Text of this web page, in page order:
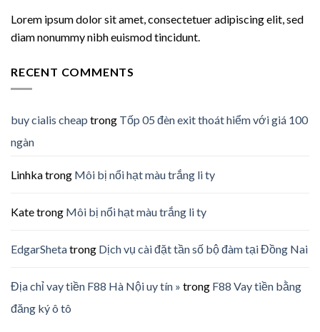
Lorem ipsum dolor sit amet, consectetuer adipiscing elit, sed
diam nonummy nibh euismod tincidunt.
RECENT COMMENTS
buy cialis cheap trong Tốp 05 đèn exit thoát hiểm với giá 100
ngàn
Linhkatrong Môi bị nổi hạt màu trắng li ty
Katetrong Môi bị nổi hạt màu trắng li ty
EdgarShetatrong Dịch vụ cài đặt tần số bộ đàm tại Đồng Nai
Địa chỉ vay tiền F88 Hà Nội uy tín » trong F88 Vay tiền bằng
đăng ký ô tô